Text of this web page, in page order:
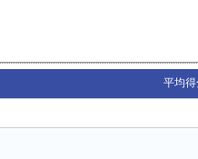
平均得